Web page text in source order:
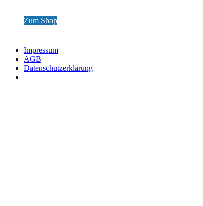
Zum Shop
Impressum
AGB
Datenschutzerklärung